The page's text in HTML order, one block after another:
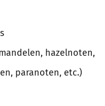
hazelnoten,
paranoten, etc.)